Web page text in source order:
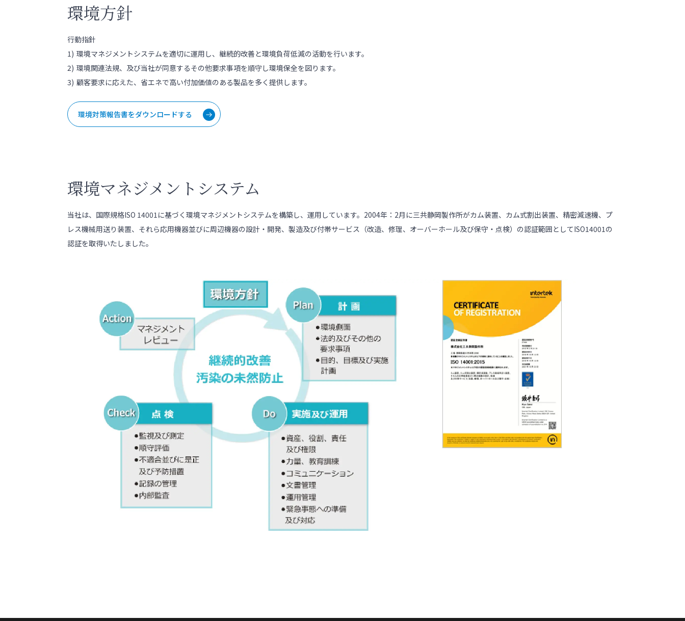
環境方針
行動指針
環境マネジメントシステムを適切に運用し、継続的改善と環境負荷低減の活動を行います。
環境関連法規、及び当社が同意するその他要求事項を順守し環境保全を図ります。
顧客要求に応えた、省エネで高い付加価値のある製品を多く提供します。
環境対策報告書をダウンロードする
環境マネジメントシステム
当社は、国際規格ISO 14001に基づく環境マネジメントシステムを構築し、運用しています。2004年：2月に三共静岡製作所がカム装置、カム式割出装置、精密減速機、プ
レス機械用送り装置、それら応用機器並びに周辺機器の設計・開発、製造及び付帯サービス（改造、修理、オーバーホール及び保守・点検）の認証範囲としてISO14001の
認証を取得いたしました。